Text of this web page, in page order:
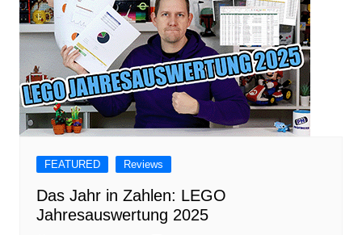
FEATURED Reviews
Das Jahr in Zahlen: LEGO
Jahresauswertung 2025